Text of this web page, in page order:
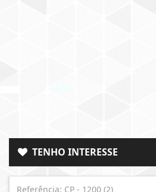
TENHO INTERESSE